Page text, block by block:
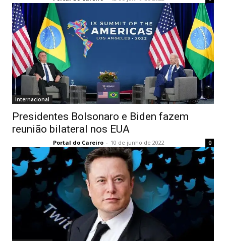
Internacional
Presidentes Bolsonaro e Biden fazem
reunião bilateral nos EUA
Portal do Careiro - 10 de junho de 2022 0